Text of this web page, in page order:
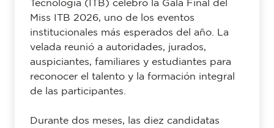
Tecnología (ITB) celebró la Gala Final del
Miss ITB 2026, uno de los eventos
institucionales más esperados del año. La
velada reunió a autoridades, jurados,
auspiciantes, familiares y estudiantes para
reconocer el talento y la formación integral
de las participantes.
Durante dos meses, las diez candidatas